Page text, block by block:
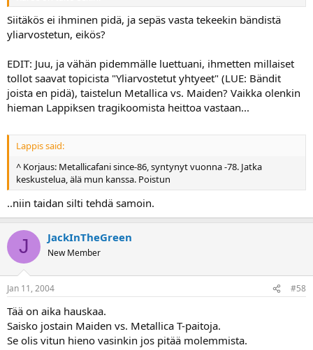
Siitäkös ei ihminen pidä, ja sepäs vasta tekeekin bändistä
yliarvostetun, eikös?
EDIT: Juu, ja vähän pidemmälle luettuani, ihmetten millaiset
tollot saavat topicista "Yliarvostetut yhtyeet" (LUE: Bändit
joista en pidä), taistelun Metallica vs. Maiden? Vaikka olenkin
hieman Lappiksen tragikoomista heittoa vastaan...
Lappis said:
^ Korjaus: Metallicafani since-86, syntynyt vuonna -78. Jatka
keskustelua, älä mun kanssa. Poistun
..niin taidan silti tehdä samoin.
J JackInTheGreen
New Member
Jan 11, 2004 #58
Tää on aika hauskaa.
Saisko jostain Maiden vs. Metallica T-paitoja.
Se olis vitun hieno vasinkin jos pitää molemmista.